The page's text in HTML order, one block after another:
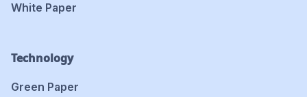
White Paper
Technology
Green Paper